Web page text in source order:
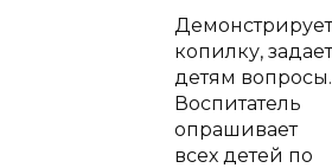
Демонстрирует
копилку, задает
детям вопросы.
Воспитатель
опрашивает
всех детей по